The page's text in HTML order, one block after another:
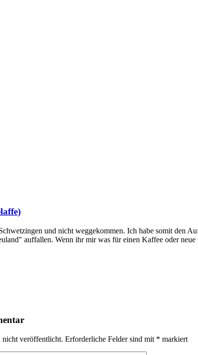
und nicht weggekommen. Ich habe somit den
auffallen. Wenn ihr mir was für einen Kaffee oder
veröffentlicht. Erforderliche Felder sind mit * markiert